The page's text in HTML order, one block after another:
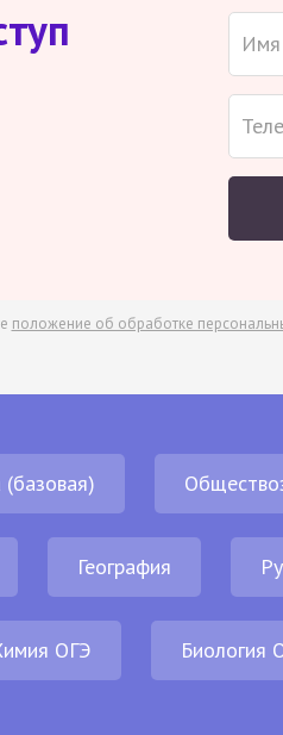
положение об обработке
География
ОГЭ Биология